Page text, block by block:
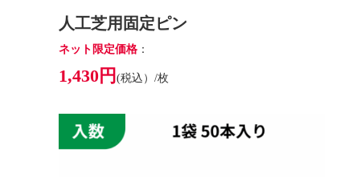
人工芝用固定ピン
ネット限定価格 ：
1,430円(税込）/枚